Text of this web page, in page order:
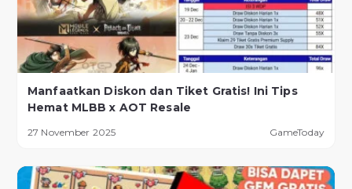
Manfaatkan Diskon dan Tiket Gratis! Ini Tips
Hemat MLBB x AOT Resale
27 November 2025 GameToday